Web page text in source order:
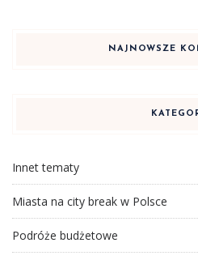
NAJNOWSZE
Innet tematy
Miasta na city break w Polsce
Podróże budżetowe